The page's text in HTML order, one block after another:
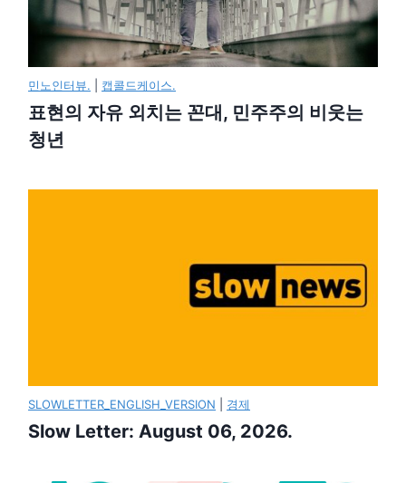
민노인터뷰. 캡콜드케이스.
표현의 자유 외치는 꼰대, 민주주의 비웃는
청년
SLOWLETTER_ENGLISH_VERSION 경제
Slow Letter: August 06, 2026.